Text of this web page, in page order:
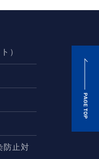
）
防止対